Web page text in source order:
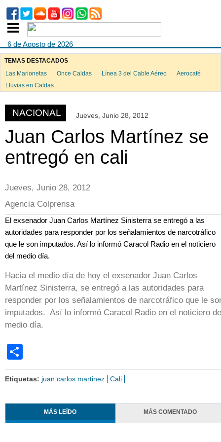
6 de Agosto de 2026
TEMAS DESTACADOS
Las Marionetas
Once Caldas Línea 3 del Cable Aéreo
Aerocafé
Lluvias en Caldas
NACIONAL Jueves, Junio 28, 2012
Juan Carlos Martínez se
entregó en cali
Jueves, Junio 28, 2012
Agencia Colprensa
El exsenador Juan Carlos Martínez Sinisterra se entregó a las
autoridades para responder por los señalamientos de narcotráfico
que le son imputados. Así lo informó Caracol Radio en el noticiero
del medio día.
Hacia el medio día de hoy el exsenador Juan Carlos
Martínez Sinisterra, se entregó a las autoridades para
responder por los señalamientos de narcotráfico que le
imputados. Así lo informó Caracol Radio en el noticiero
medio día.
Etiquetas: juan carlos martinez Cali
MÁS LEÍDO MÁS COMENTADO